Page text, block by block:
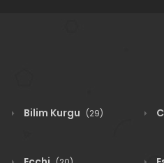
Bilim Kurgu (29)